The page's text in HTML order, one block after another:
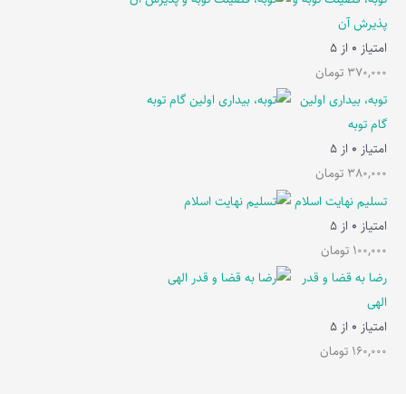
پذیرش آن
امتیاز 0 از 5
370,000 تومان
توبه، بیداری اولین
گام توبه
امتیاز 0 از 5
380,000 تومان
تسلیم نهایت اسلام
امتیاز 0 از 5
100,000 تومان
رضا به قضا و قدر
الهی
امتیاز 0 از 5
160,000 تومان